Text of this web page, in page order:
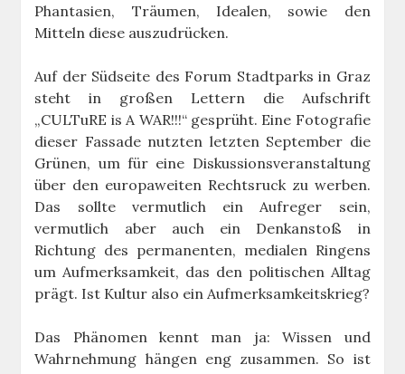
Phantasien, Träumen, Idealen, sowie den
Mitteln diese auszudrücken.
Auf der Südseite des Forum Stadtparks in Graz
steht in großen Lettern die Aufschrift
„CULTuRE is A WAR!!!“ gesprüht. Eine Fotografie
dieser Fassade nutzten letzten September die
Grünen, um für eine Diskussionsveranstaltung
über den europaweiten Rechtsruck zu werben.
Das sollte vermutlich ein Aufreger sein,
vermutlich aber auch ein Denkanstoß in
Richtung des permanenten, medialen Ringens
um Aufmerksamkeit, das den politischen Alltag
prägt. Ist Kultur also ein Aufmerksamkeitskrieg?
Das Phänomen kennt man ja: Wissen und
Wahrnehmung hängen eng zusammen. So ist